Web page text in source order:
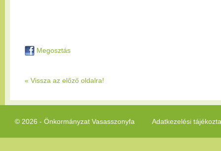
Megosztás
« Vissza az előző oldalra!
© 2026 - Önkormányzat Vasasszonyfa Adatkezelési